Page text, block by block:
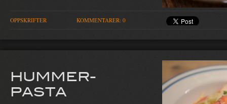
OPPSKRIFTER KOMMENTARER: 0
HUMMER-
PASTA